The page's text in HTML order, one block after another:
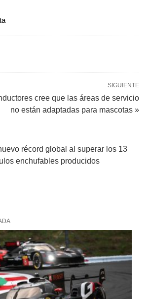
SIGUIENTE
cree que las áreas de servicio
no están adaptadas para mascotas »
récord global al superar los 13
enchufables producidos